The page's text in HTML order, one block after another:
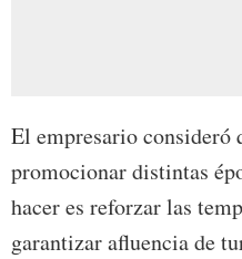
El empresario consideró
promocionar distintas
hacer es reforzar las
garantizar afluencia de